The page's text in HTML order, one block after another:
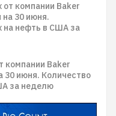
компании Baker
на 30 июня.
на нефть в США за
компании Baker
30 июня. Количество
за неделю